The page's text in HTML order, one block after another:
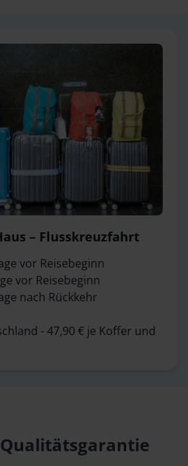
– Flusskreuzfahrt
vor Reisebeginn
vor Reisebeginn
nach Rückkehr
- 47,90 € je Koffer und
Qualitätsgarantie